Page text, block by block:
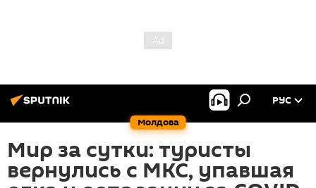
Молдова
РУС
Мир за сутки: туристы
вернулись с МКС, упавшая